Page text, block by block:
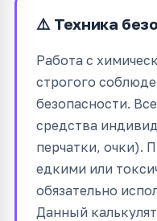
⚠️ Техника
Работа с
строгого
безопасности.
средства
перчатки, очки).
едкими или
обязательно
Данный